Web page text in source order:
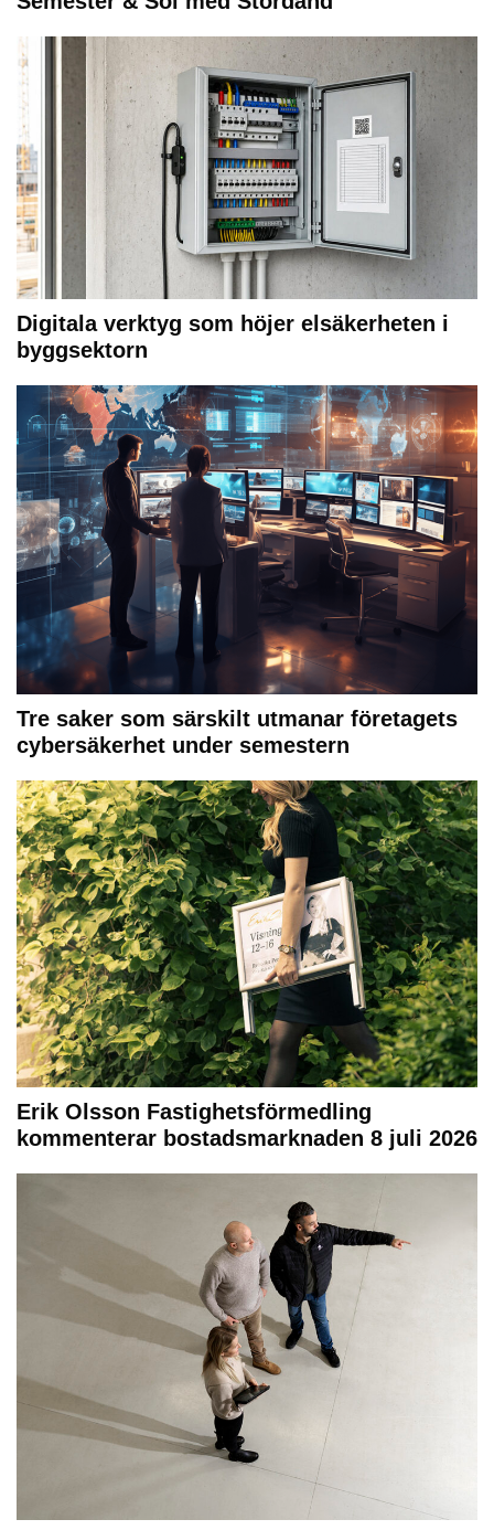
Digitala verktyg som höjer elsäkerheten i
byggsektorn
Tre saker som särskilt utmanar företagets
cybersäkerhet under semestern
Erik Olsson Fastighetsförmedling
kommenterar bostadsmarknaden 8 juli 2026